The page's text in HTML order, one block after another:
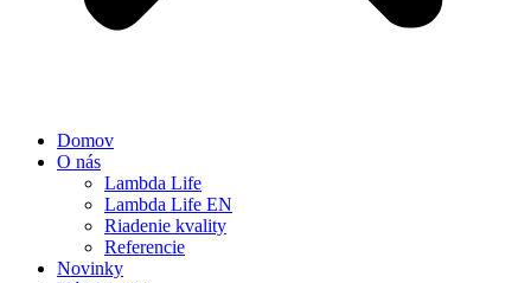
Domov
O nás
Lambda Life
Lambda Life EN
Riadenie kvality
Referencie
Novinky